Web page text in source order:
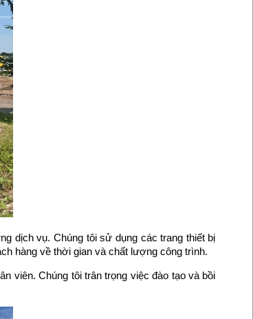
dịch vụ. Chúng tôi sử dụng các trang thiết bị
hàng về thời gian và chất lượng công trình.
viên. Chúng tôi trân trọng việc đào tạo và bồi